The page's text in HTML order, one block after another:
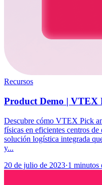
Recursos
Product Demo | VTEX
Descubre cómo VTEX Pick
físicas en eficientes centros
solución logística integrada
y...
20 de julio de 2023·1 minutos